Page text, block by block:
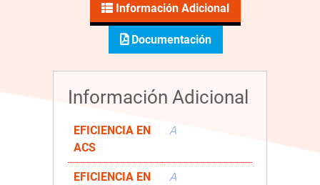
Información Adicional
Documentación
Información Adicional
EFICIENCIA EN
ACS
A
EFICIENCIA EN
A